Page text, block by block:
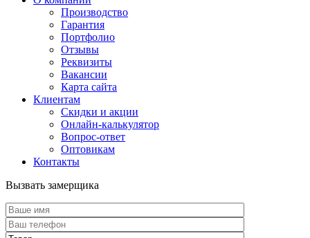
Производство
Гарантия
Портфолио
Отзывы
Реквизиты
Вакансии
Карта сайта
Клиентам
Скидки и акции
Онлайн-калькулятор
Вопрос-ответ
Оптовикам
Контакты
Вызвать замерщика